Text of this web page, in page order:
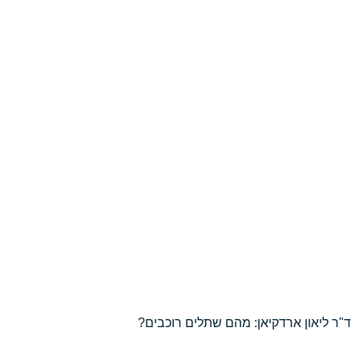
ד"ר ליאון ארדקיאן: מהם שתלים רוכבים?